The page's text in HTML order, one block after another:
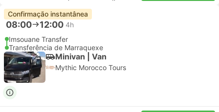
Confirmação instantânea
08:00 12:00 4h
Imsouane Transfer
Transferência de Marraquexe
Minivan | Van
Mythic Morocco Tours